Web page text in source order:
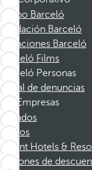
Grupo Barceló
Fundación Barceló
Vacaciones Barceló
Barceló Films
Barceló Personas
Canal de denuncias
Empresas
Afiliados
Socios
Dorint Hotels &
Cupones de